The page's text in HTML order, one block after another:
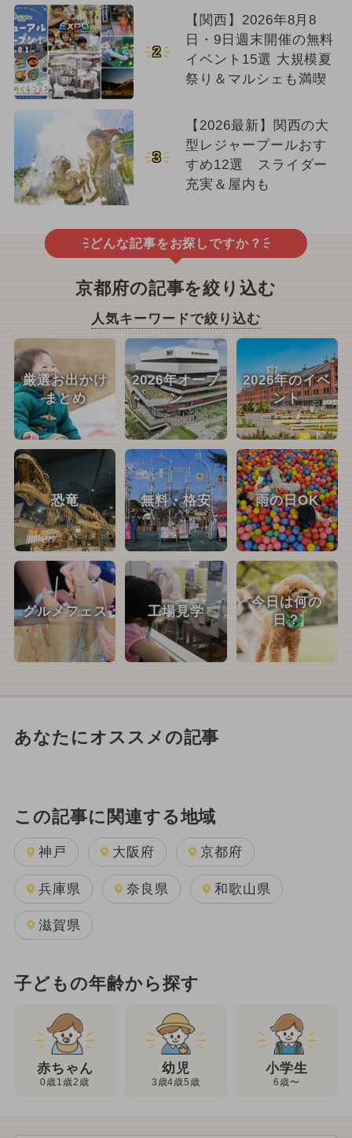
2
【関西】2026年8月8
日・9日週末開催の無料
イベント15選 大規模夏
祭り＆マルシェも満喫
3
【2026最新】関西の大
型レジャープールおす
すめ12選 スライダー
充実＆屋内も
どんな記事をお探しですか？
京都府の記事を絞り込む
人気キーワードで絞り込む
厳選お出かけ
まとめ
2026年オープ
ン
2026年のイベ
ント
恐竜 無料・格安 雨の日OK
グルメフェス 工場見学
今日は何の
日？
あなたにオススメの記事
この記事に関連する地域
神戸 大阪府 京都府
兵庫県 奈良県 和歌山県
滋賀県
子どもの年齢から探す
赤ちゃん
0歳1歳2歳
幼児
3歳4歳5歳
小学生
6歳〜